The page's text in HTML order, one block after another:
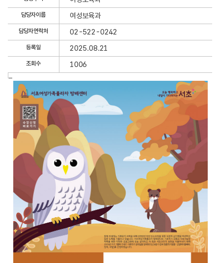
세
보
담당자이름 여성보육과
담당자연락처 02-522-0242
등록일 2025.08.21
조회수 1006
글